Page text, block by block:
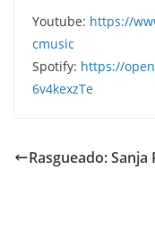
Youtube: https://
cmusic
Spotify: https://
6v4kexzTe
Rasgueado: Sanja